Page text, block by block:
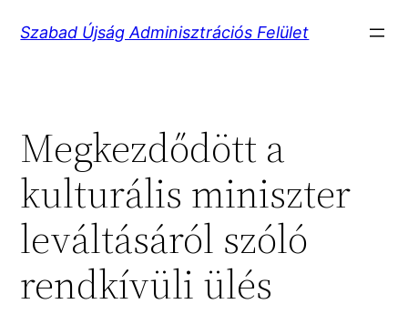
Szabad Újság Adminisztrációs Felület
Megkezdődött a
kulturális miniszter
leváltásáról szóló
rendkívüli ülés